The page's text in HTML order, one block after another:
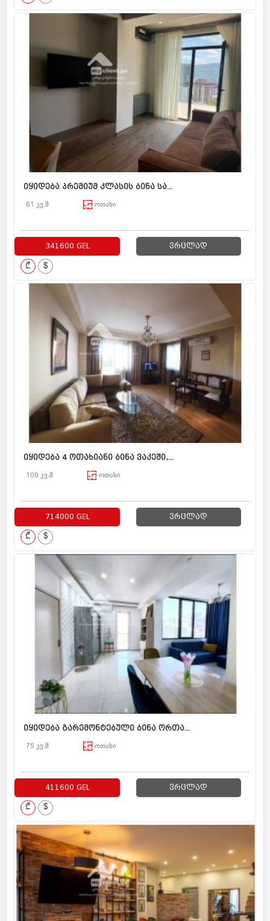
იყიდება პრემიუმ კლასის ბინა სა...
61 კვ.მ ოთახი
341600 GEL ვრცლად
₾ $
იყიდება 4 ოთახიანი ბინა ვაკეში,...
109 კვ.მ ოთახი
714000 GEL ვრცლად
₾ $
იყიდება გარემონტებული ბინა ორთა...
75 კვ.მ ოთახი
411600 GEL ვრცლად
₾ $